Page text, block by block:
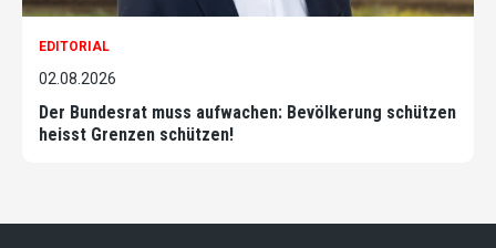
EDITORIAL
02.08.2026
Der Bundesrat muss aufwachen: Bevölkerung schützen
heisst Grenzen schützen!